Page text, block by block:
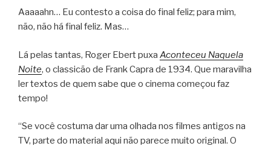
Aaaaahn… Eu contesto a coisa do final feliz; para mim,
não, não há final feliz. Mas…
Lá pelas tantas, Roger Ebert puxa Aconteceu Naquela
Noite, o classicão de Frank Capra de 1934. Que maravilha
ler textos de quem sabe que o cinema começou faz
tempo!
“Se você costuma dar uma olhada nos filmes antigos na
TV, parte do material aqui não parece muito original. O